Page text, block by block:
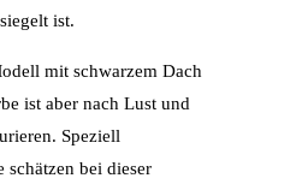
ist.
mit schwarzem Dach
ist aber nach Lust und
Speziell
schätzen bei dieser